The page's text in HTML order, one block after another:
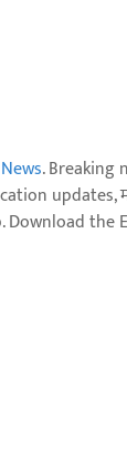
. Breaking
updates,
Download